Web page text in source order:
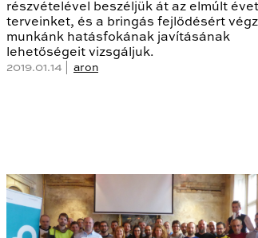
részvételével beszéljük át az elmúlt
terveinket, és a bringás fejlődésért
munkánk hatásfokának javításának
lehetőségeit vizsgáljuk.
2019.01.14 | aron